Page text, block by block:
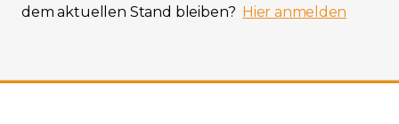
dem aktuellen Stand bleiben? Hier anmelden